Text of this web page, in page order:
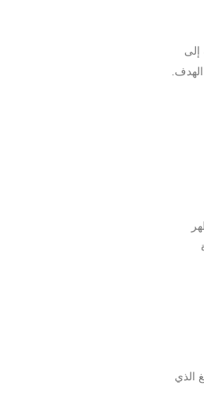
إلى
الذي